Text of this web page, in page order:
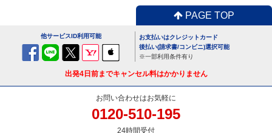
USBx4ポートACアダプター
110円/日（税込）
－ 0 ＋
便利
PAGE TOP
他サービスID利用可能
お支払いはクレジットカード
後払い(請求書/コンビニ)選択可能
※一部利用条件有り
出発4日前までキャンセル料はかかりません
お問い合わせはお気軽に
0120-510-195
24時間受付